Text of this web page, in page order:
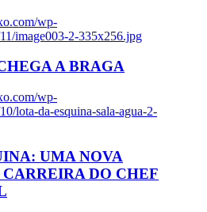
wp-
image003-2-335x256.jpg
A BRAGA
wp-
lota-da-esquina-sala-agua-2-
UMA NOVA
DO CHEF